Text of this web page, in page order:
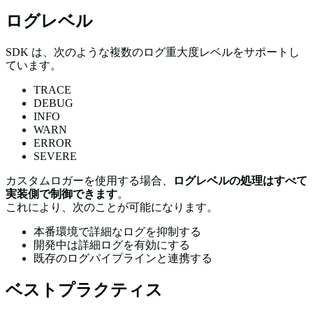
ログレベル
SDK は、次のような複数のログ重大度レベルをサポートし
ています。
TRACE
DEBUG
INFO
WARN
ERROR
SEVERE
カスタムロガーを使用する場合、
ログレベルの処理はすべて
実装側で制御できます。
これにより、次のことが可能になります。
本番環境で詳細なログを抑制する
開発中は詳細ログを有効にする
既存のログパイプラインと連携する
ベストプラクティス